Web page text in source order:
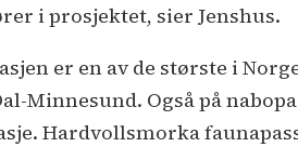
i prosjektet, sier Jenshus.
er en av de største i
Minnesund. Også på
Hardvollsmorka